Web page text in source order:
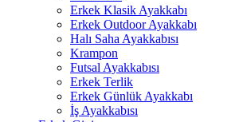
Erkek Klasik Ayakkabı
Erkek Outdoor Ayakkabı
Halı Saha Ayakkabısı
Krampon
Futsal Ayakkabısı
Erkek Terlik
Erkek Günlük Ayakkabı
İş Ayakkabısı